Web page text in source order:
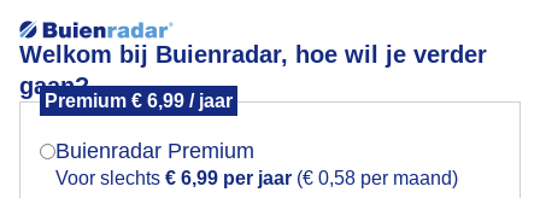
Welkom bij Buienradar, hoe wil je verder
gaan?
Premium € 6,99 / jaar
Buienradar Premium
Voor slechts € 6,99 per jaar (€ 0,58 per maand)
Zonsondergang
Mogen we je locatie gebruiken voor het